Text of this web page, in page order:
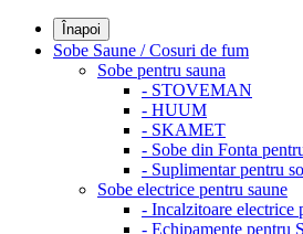
Înapoi
Sobe Saune / Cosuri de fum
Sobe pentru sauna
- STOVEMAN
- HUUM
- SKAMET
- Sobe din Fonta
- Suplimentar pentru
Sobe electrice pentru saune
- Incalzitoare electrice
- Echipamente pentru